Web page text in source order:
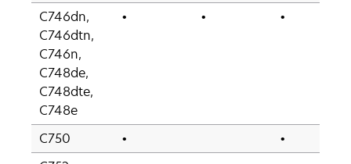
C746dn,
C746dtn,
C746n,
C748de,
C748dte,
C748e
• • •
C750 •
•